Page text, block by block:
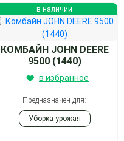
в наличии
КОМБАЙН JOHN DEERE
9500 (1440)
в избранное
Предназначен для:
Уборка урожая